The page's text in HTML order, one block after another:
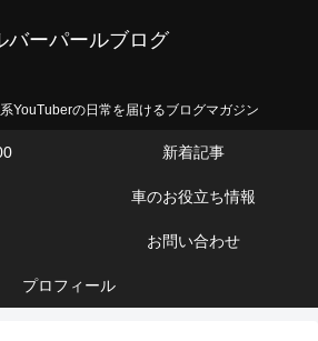
バーパールブログ
YouTuberの日常を届けるブログマガジン
新着記事
車のお役立ち情報
お問い合わせ
プロフィール